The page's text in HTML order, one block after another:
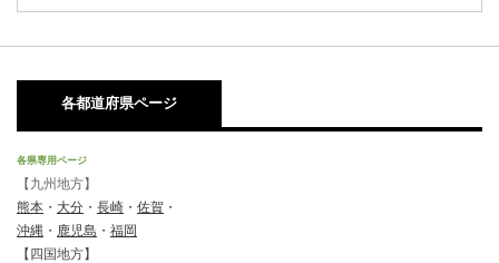
各都道府県ページ
各県専用ページ
【九州地方】
熊本 ・ 大分 ・ 長崎 ・ 佐賀 ・
沖縄 ・ 鹿児島 ・ 福岡
【四国地方】